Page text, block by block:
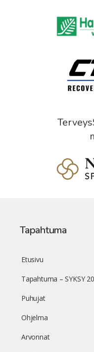
Tapahtuma
Etusivu
Tapahtuma – SYKSY
Puhujat
Ohjelma
Arvonnat